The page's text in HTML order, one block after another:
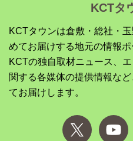
KCTタ
KCTタウンは倉敷・総社・
めてお届けする地元の情報ポ
KCTの独自取材ニュース、
関する各媒体の提供情報な
てお届けします。